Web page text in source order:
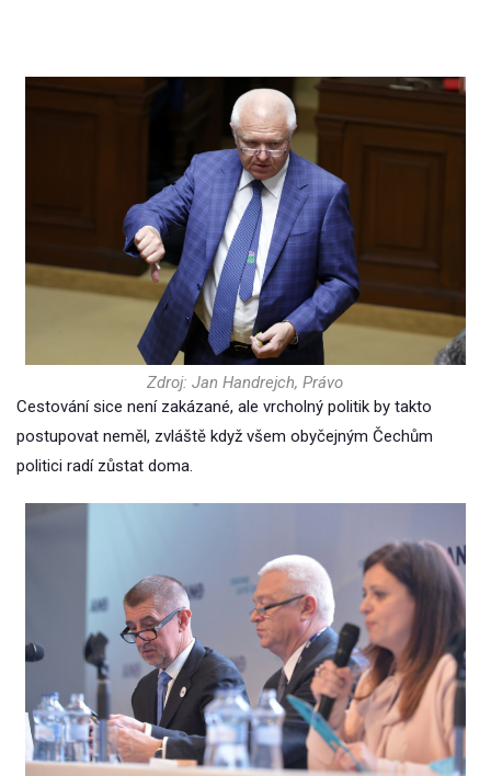
Zdroj: Jan Handrejch, Právo
Cestování sice není zakázané, ale vrcholný politik by takto
postupovat neměl, zvláště když všem obyčejným Čechům
politici radí zůstat doma.